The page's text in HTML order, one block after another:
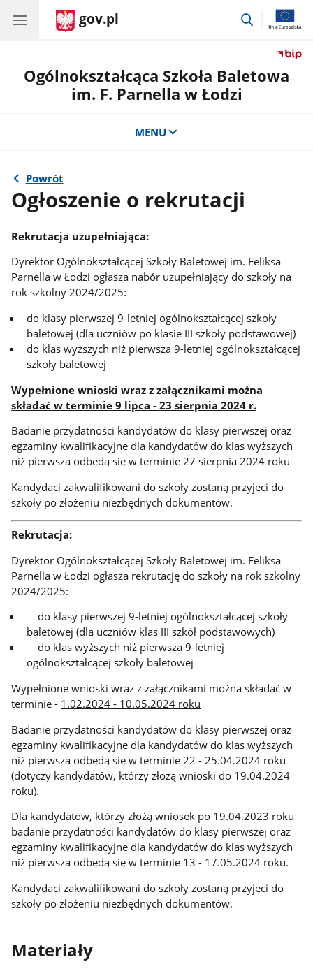
gov.pl
przejdź
Ogólnokształcąca Szkoła Baletowa
im. F. Parnella w Łodzi
MENU
Powrót
Ogłoszenie o rekrutacji
Rekrutacja uzupełniająca:
Dyrektor Ogólnokształcącej Szkoły Baletowej im. Feliksa
Parnella w Łodzi ogłasza nabór uzupełniający do szkoły na
rok szkolny 2024/2025:
do klasy pierwszej 9-letniej ogólnokształcącej szkoły
baletowej (dla uczniów po klasie III szkoły podstawowej)
do klas wyższych niż pierwsza 9-letniej ogólnokształcącej
szkoły baletowej
Wypełnione wnioski wraz z załącznikami można
składać w terminie 9 lipca - 23 sierpnia 2024 r.
Badanie przydatności kandydatów do klasy pierwszej oraz
egzaminy kwalifikacyjne dla kandydatów do klas wyższych
niż pierwsza odbędą się w terminie 27 sierpnia 2024 roku
Kandydaci zakwalifikowani do szkoły zostaną przyjęci do
szkoły po złożeniu niezbędnych dokumentów.
Rekrutacja:
Dyrektor Ogólnokształcącej Szkoły Baletowej im. Feliksa
Parnella w Łodzi ogłasza rekrutację do szkoły na rok szkolny
2024/2025:
do klasy pierwszej 9-letniej ogólnokształcącej szkoły
baletowej (dla uczniów klas III szkół podstawowych)
do klas wyższych niż pierwsza 9-letniej
ogólnokształcącej szkoły baletowej
Wypełnione wnioski wraz z załącznikami można składać w
terminie - 1.02.2024 - 10.05.2024 roku
Badanie przydatności kandydatów do klasy pierwszej oraz
egzaminy kwalifikacyjne dla kandydatów do klas wyższych
niż pierwsza odbędą się w terminie 22 - 25.04.2024 roku
(dotyczy kandydatów, którzy złożą wnioski do 19.04.2024
roku).
Dla kandydatów, którzy złożą wniosek po 19.04.2023 roku
badanie przydatności kandydatów do klasy pierwszej oraz
egzaminy kwalifikacyjne dla kandydatów do klas wyższych
niż pierwsza odbędą się w terminie 13 - 17.05.2024 roku.
Kandydaci zakwalifikowani do szkoły zostaną przyjęci do
szkoły po złożeniu niezbędnych dokumentów.
Materiały